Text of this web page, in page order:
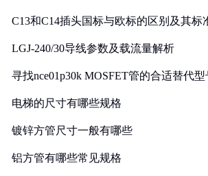
C13和C14插头国标与欧标的区别及其标
LGJ-240/30导线参数及载流量解析
寻找nce01p30k MOSFET管的合适替代型
电梯的尺寸有哪些规格
镀锌方管尺寸一般有哪些
铝方管有哪些常见规格